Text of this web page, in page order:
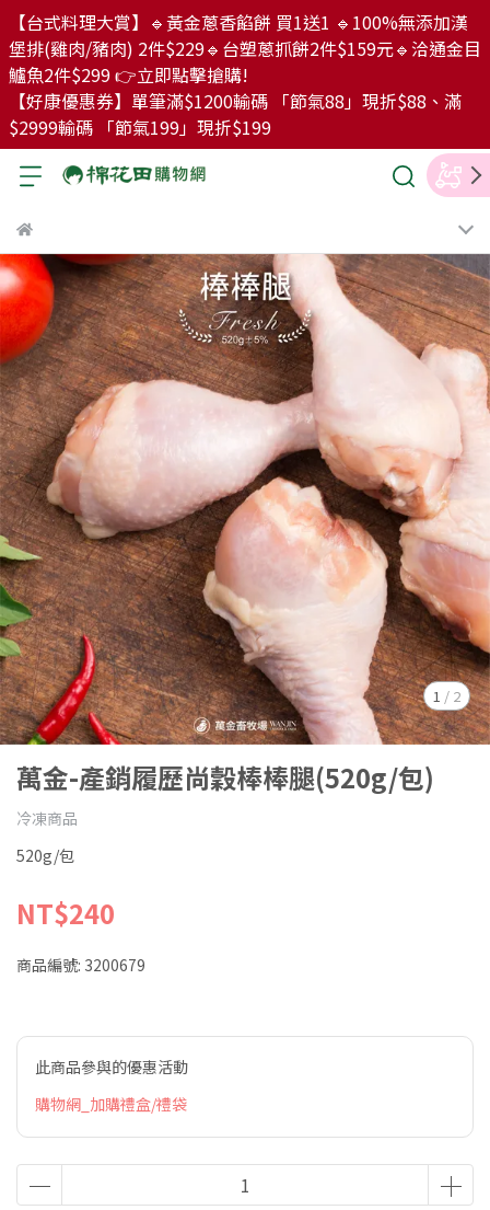
【台式料理大賞】🔹黃金蔥香餡餅 買1送1 🔹100%無添加漢
堡排(雞肉/豬肉) 2件$229🔹台塑蔥抓餅2件$159元🔹洽通金目
鱸魚2件$299 👉立即點擊搶購!
【好康優惠券】單筆滿$1200輸碼 「節氣88」現折$88、滿
$2999輸碼 「節氣199」現折$199
1 / 2
萬金-產銷履歷尚穀棒棒腿(520g/包)
冷凍商品
520g/包
NT$240
商品編號: 3200679
此商品參與的優惠活動
購物網_加購禮盒/禮袋